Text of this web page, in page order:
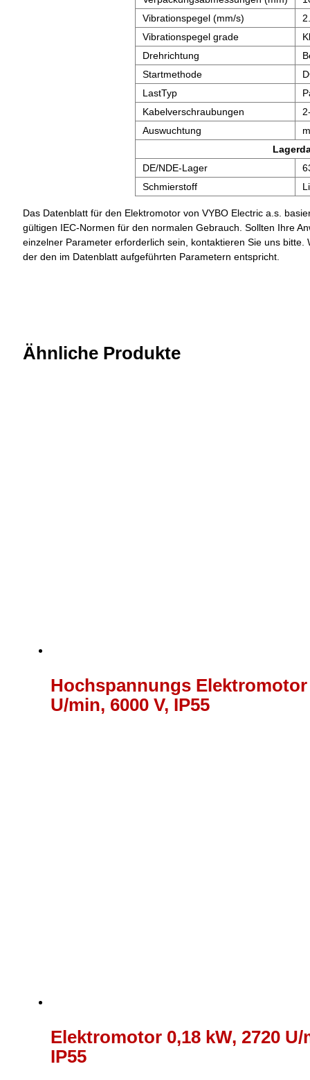
Vibrationspegel (mm/s)
Vibrationspegel grade
Drehrichtung
Startmethode
LastTyp
Kabelverschraubungen
Auswuchtung
DE/NDE-Lager
Schmierstoff
Das Datenblatt für den Elektromotor von VYBO Electric a.s.
gültigen IEC-Normen für den normalen Gebrauch. Sollten Ihre
einzelner Parameter erforderlich sein, kontaktieren Sie uns
der den im Datenblatt aufgeführten Parametern entspricht.
Ähnliche Produkte
Hochspannungs Elektromotor
U/min, 6000 V, IP55
Elektromotor 0,18 kW, 2720 U/
IP55